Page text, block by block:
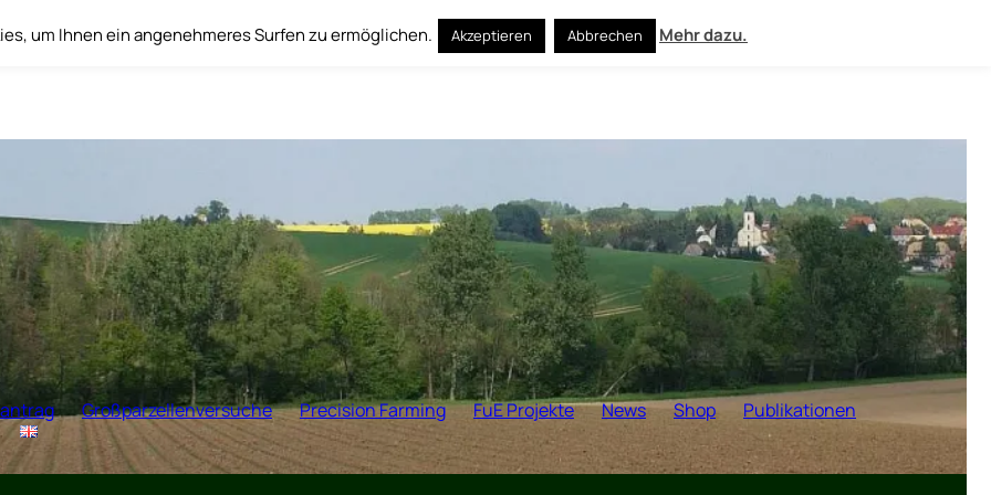
Großparzellenversuche Precision Farming FuE Projekte News Shop
Publikationen
um Ihnen ein angenehmeres Surfen zu ermöglichen. Akzeptieren Abbrechen Mehr dazu.